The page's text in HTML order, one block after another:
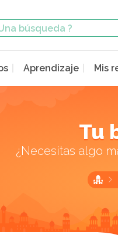
Aprendizaje Mis
Tu
¿Necesitas algo